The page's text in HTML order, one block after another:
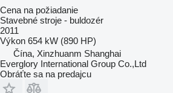
Cena na požiadanie
Stavebné stroje - buldozér
2011
Výkon 654 kW (890 HP)
Čína, Xinzhuanm Shanghai
Everglory International Group Co.,Ltd
Obráťte sa na predajcu